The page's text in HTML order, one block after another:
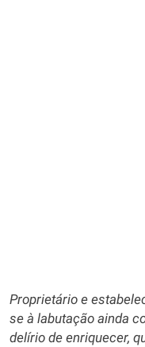
Proprietário e
se à labutação ainda
delírio de enriquecer,